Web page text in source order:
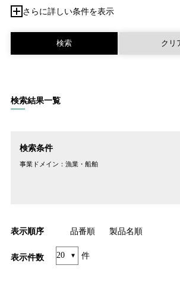
さらに詳しい条件を表示
検索結果一覧
検索条件
事業ドメイン： 漁業・船舶
表示順序 品番順 製品名順
表示件数 件